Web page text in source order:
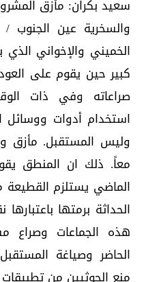
سعيد بكران: مأزق
والسخرية عين الجنوب
الخميني والإخواني
كبير حين يقوم على
صراعاته وفي ذات
استخدام أدوات ووسائل
وليس المستقبل. مأزق
معاً. ذلك ان المنطق
الماضي يستلزم القطيعة
الحداثة برمتها
هذه الجماعات وصراع
الحاضر وصياغة